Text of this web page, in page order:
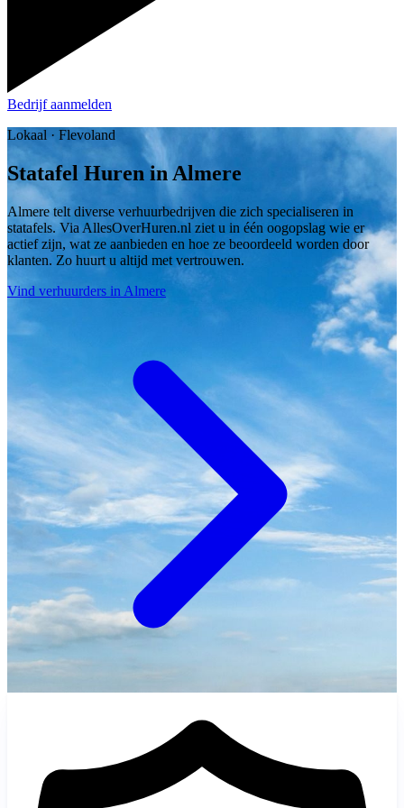
Bedrijf aanmelden
Lokaal · Flevoland
Statafel Huren in Almere
Almere telt diverse verhuurbedrijven die zich specialiseren in
statafels. Via AllesOverHuren.nl ziet u in één oogopslag wie er
actief zijn, wat ze aanbieden en hoe ze beoordeeld worden door
klanten. Zo huurt u altijd met vertrouwen.
Vind verhuurders in Almere